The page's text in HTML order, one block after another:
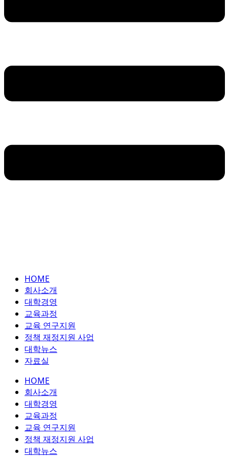
HOME
회사소개
대학경영
교육과정
교육 연구지원
정책 재정지원 사업
대학뉴스
자료실
HOME
회사소개
대학경영
교육과정
교육 연구지원
정책 재정지원 사업
대학뉴스